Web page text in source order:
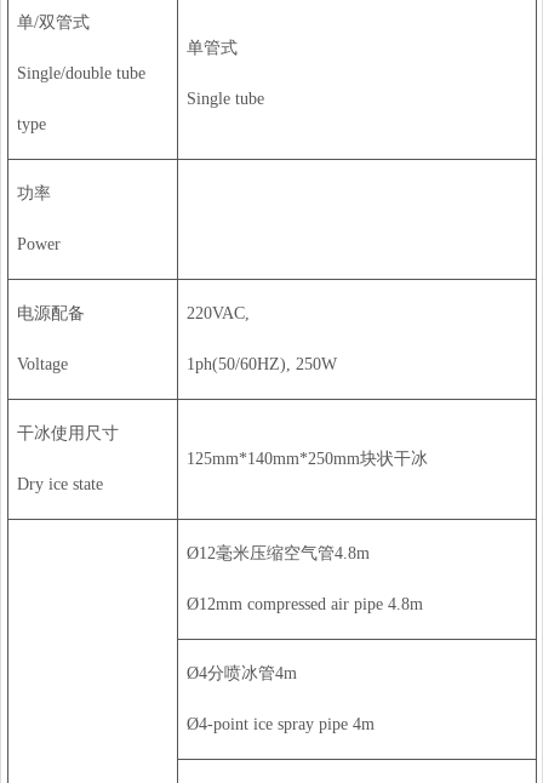
单/双管式
Single/double tube
type
单管式
Single tube
功率
Power
电源配备
Voltage
220VAC,
1ph(50/60HZ), 250W
干冰使用尺寸
Dry ice state
125mm*140mm*250mm块状干冰
Ø12毫米压缩空气管4.8m
Ø12mm compressed air pipe 4.8m
Ø4分喷冰管4m
Ø4-point ice spray pipe 4m